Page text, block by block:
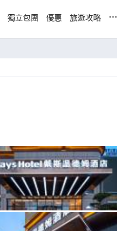
獨立包團 優惠 旅遊攻略 ...